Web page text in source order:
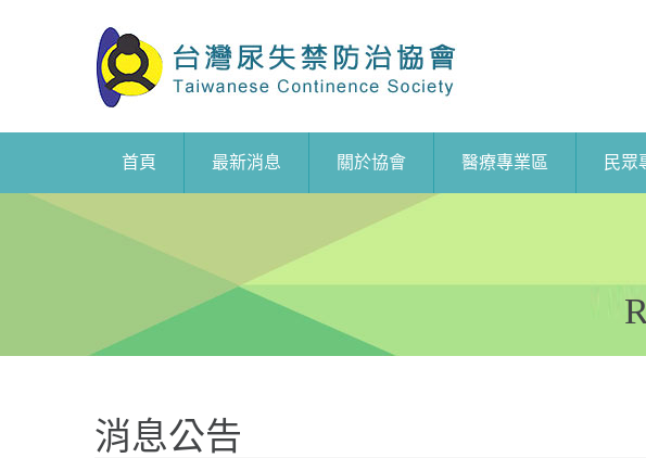
首頁 最新消息 關於協會 醫療專業區 民眾
消息公告